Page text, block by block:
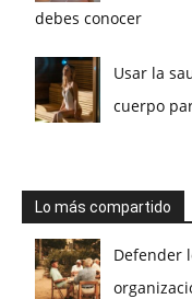
debes conocer
Usar la
cuerpo
Lo más compartido
Defender